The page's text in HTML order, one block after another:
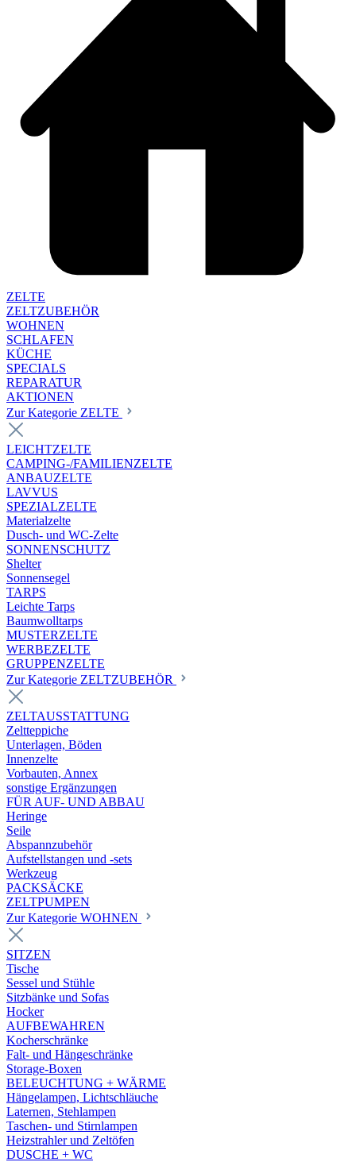
ZELTE
ZELTZUBEHÖR
WOHNEN
SCHLAFEN
KÜCHE
SPECIALS
REPARATUR
AKTIONEN
Zur Kategorie ZELTE
LEICHTZELTE
CAMPING-/FAMILIENZELTE
ANBAUZELTE
LAVVUS
SPEZIALZELTE
Materialzelte
Dusch- und WC-Zelte
SONNENSCHUTZ
Shelter
Sonnensegel
TARPS
Leichte Tarps
Baumwolltarps
MUSTERZELTE
WERBEZELTE
GRUPPENZELTE
Zur Kategorie ZELTZUBEHÖR
ZELTAUSSTATTUNG
Zeltteppiche
Unterlagen, Böden
Innenzelte
Vorbauten, Annex
sonstige Ergänzungen
FÜR AUF- UND ABBAU
Heringe
Seile
Abspannzubehör
Aufstellstangen und -sets
Werkzeug
PACKSÄCKE
ZELTPUMPEN
Zur Kategorie WOHNEN
SITZEN
Tische
Sessel und Stühle
Sitzbänke und Sofas
Hocker
AUFBEWAHREN
Kocherschränke
Falt- und Hängeschränke
Storage-Boxen
BELEUCHTUNG + WÄRME
Hängelampen, Lichtschläuche
Laternen, Stehlampen
Taschen- und Stirnlampen
Heizstrahler und Zeltöfen
DUSCHE + WC